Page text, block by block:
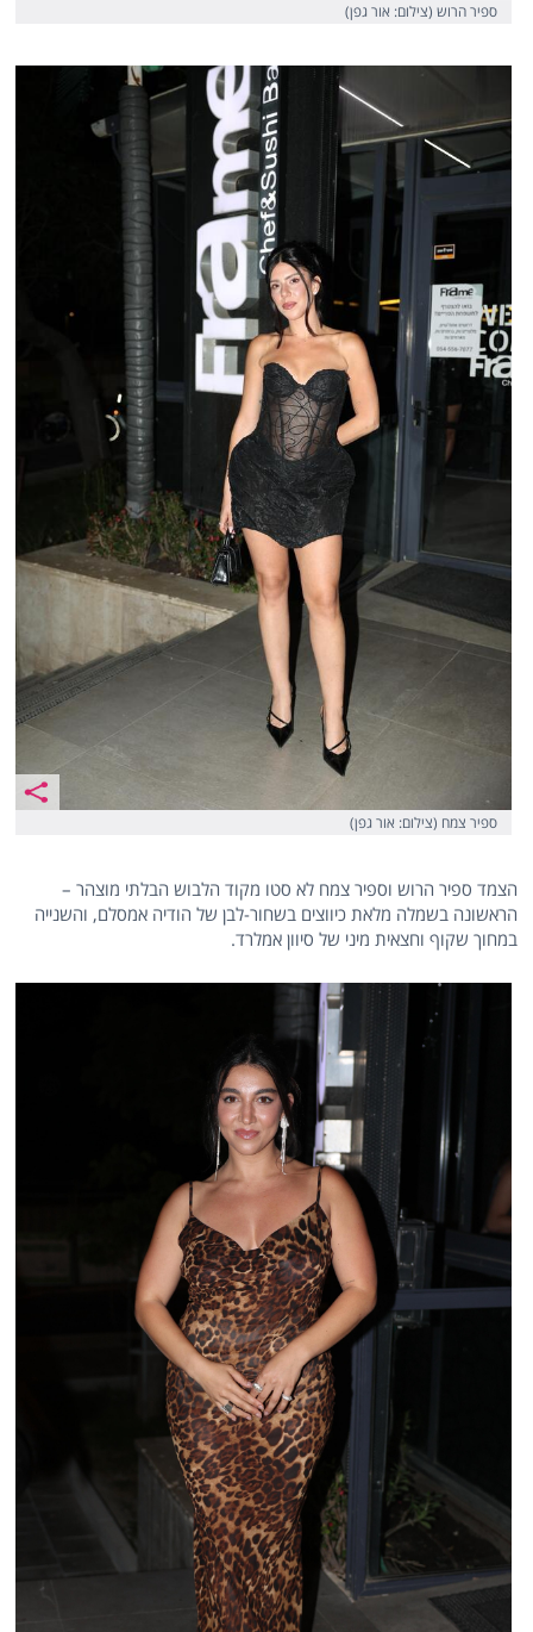
ספיר הרוש (צילום: אור גפן)
ספיר צמח (צילום: אור גפן)
הצמד ספיר הרוש וספיר צמח לא סטו מקוד הלבוש הבלתי מוצהר –
הראשונה בשמלה מלאת כיווצים בשחור-לבן של הודיה אמסלם, והשנייה
במחוך שקוף וחצאית מיני של סיוון אמלרד.